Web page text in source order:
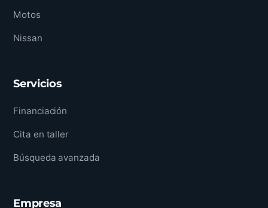
Motos
Nissan
Servicios
Financiación
Cita en taller
Búsqueda avanzada
Empresa